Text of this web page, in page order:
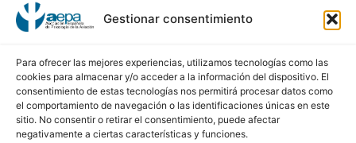
Gestionar consentimiento
Para ofrecer las mejores experiencias, utilizamos tecnologías como las
cookies para almacenar y/o acceder a la información del dispositivo. El
consentimiento de estas tecnologías nos permitirá procesar datos como
el comportamiento de navegación o las identificaciones únicas en este
sitio. No consentir o retirar el consentimiento, puede afectar
negativamente a ciertas características y funciones.
AEPA
Asociación Española de Psicología de la Aviación
Calle Conde de Peñalver, 45 5ª Planta
28006 de Madrid